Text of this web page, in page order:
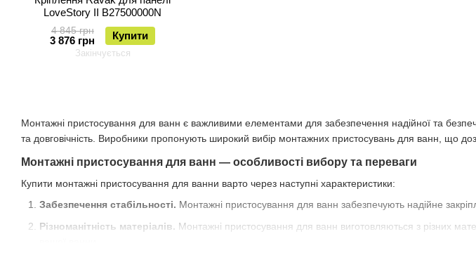
Монтажні пристосування для ванн є важливими елементами для забезпечення надійної та
та довговічність. Виробники пропонують широкий вибір монтажних пристосувань для ванн, що
Монтажні пристосування для ванн — особливості вибору та переваги
Купити монтажні пристосування для ванни варто через наступні характеристики:
Забезпечення стабільності. Монтажні пристосування для ванн забезпечують надійне
Різноманітність матеріалів. Монтажні пристосування для ванн виготовляються з різних
LoveStory II B27500000N
4 845 грн
3 876 грн Купити
Закінчується